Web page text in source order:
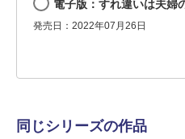
電子版：すれ違いは夫婦
発売日：2022年07月26日
同じシリーズの作品